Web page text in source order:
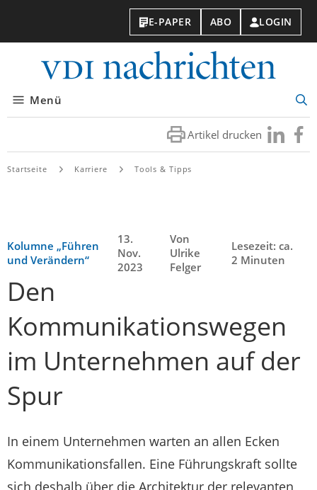
E-PAPER ABO LOGIN
Menü
Artikel drucken Besuchen
Sie
Sie
Startseite Karriere Tools & Tipps
Kolumne „Führen
und Verändern“
13.
Nov.
2023
Von
Ulrike
Felger
Lesezeit: ca.
2 Minuten
Den
Kommunikationswegen
im Unternehmen auf der
Spur
In einem Unternehmen warten an allen Ecken
Kommunikationsfallen. Eine Führungskraft sollte
sich deshalb über die Architektur der relevanten